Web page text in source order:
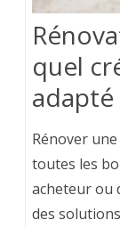
quel
adapté
Rénover
toutes les
acheteur ou
des